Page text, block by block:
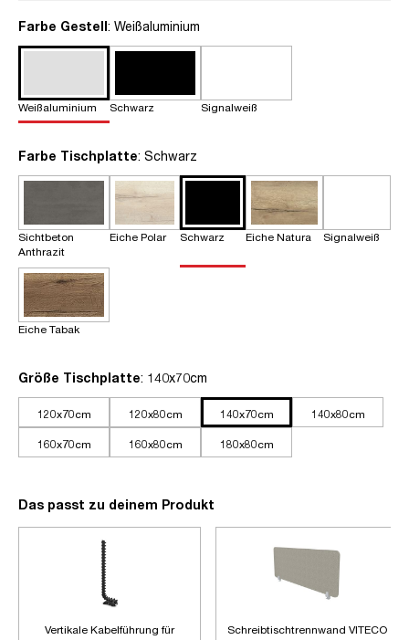
Farbe Gestellauswählen
: Weißaluminium
Weißaluminium Schwarz Signalweiß
Farbe Tischplatteauswählen
: Schwarz
Sichtbeton
Anthrazit
Eiche Polar Schwarz Eiche Natura Signalweiß
Eiche Tabak
Größe Tischplatteauswählen
: 140x70cm
120x70cm 120x80cm 140x70cm 140x80cm
160x70cm 160x80cm 180x80cm
Das passt zu deinem Produkt
Vertikale Kabelführung für
Schreibtischtrennwand VITECO